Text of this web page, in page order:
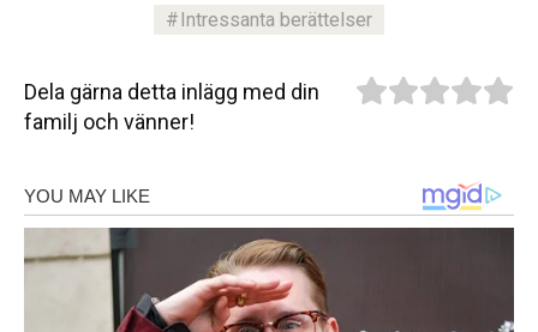
Intressanta berättelser
Dela gärna detta inlägg med din
familj och vänner!